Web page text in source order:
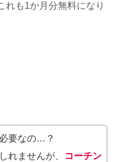
れも1か月分無料になり
要なの…？
れませんが、
コーチン